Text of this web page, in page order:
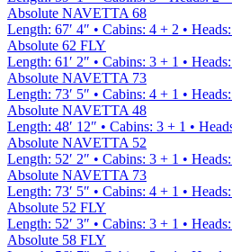
Absolute NAVETTA 68
Length: 67′ 4″ • Cabins: 4 + 2 • Heads:
Absolute 62 FLY
Length: 61′ 2″ • Cabins: 3 + 1 • Heads:
Absolute NAVETTA 73
Length: 73′ 5″ • Cabins: 4 + 1 • Heads:
Absolute NAVETTA 48
Length: 48′ 12″ • Cabins: 3 + 1 •
Absolute NAVETTA 52
Length: 52′ 2″ • Cabins: 3 + 1 • Heads:
Absolute NAVETTA 73
Length: 73′ 5″ • Cabins: 4 + 1 • Heads:
Absolute 52 FLY
Length: 52′ 3″ • Cabins: 3 + 1 • Heads:
Absolute 58 FLY